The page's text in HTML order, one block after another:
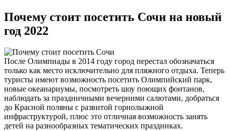
Почему стоит посетить Сочи на новый
год 2022
После Олимпиады в 2014 году город перестал обозначаться
только как место исключительно для пляжного отдыха. Теперь
туристы имеют возможность посетить Олимпийский парк,
новые океанариумы, посмотреть шоу поющих фонтанов,
наблюдать за праздничными вечерними салютами, добраться
до Красной поляны с развитой горнолыжной
инфраструктурой, плюс это отличная возможность занять
детей на разнообразных тематических праздниках.